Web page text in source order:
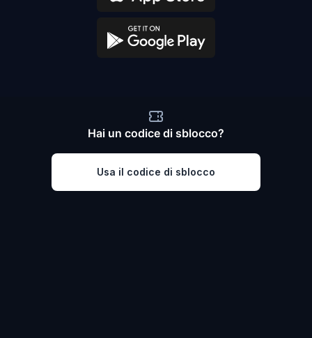
Hai un codice di sblocco?
Usa il codice di sblocco